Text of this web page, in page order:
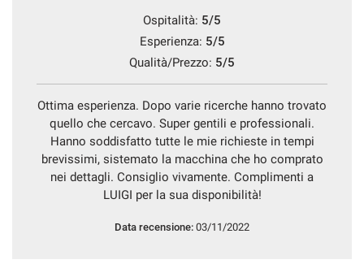
Ospitalità: 5/5
Esperienza: 5/5
Qualità/Prezzo: 5/5
Ottima esperienza. Dopo varie ricerche hanno trovato
quello che cercavo. Super gentili e professionali.
Hanno soddisfatto tutte le mie richieste in tempi
brevissimi, sistemato la macchina che ho comprato
nei dettagli. Consiglio vivamente. Complimenti a
LUIGI per la sua disponibilità!
Data recensione: 03/11/2022